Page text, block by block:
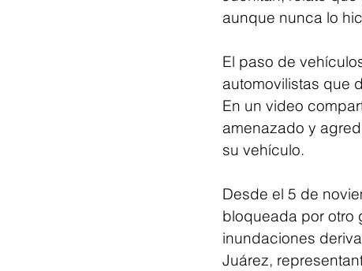
aunque nunca lo
El paso de
automovilistas que
En un video
amenazado y
su vehículo.
Desde el 5 de
bloqueada por otro
inundaciones
Juárez,